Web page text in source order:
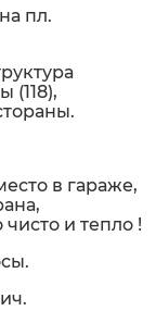
пл.
(118),
в гараже,
и тепло !